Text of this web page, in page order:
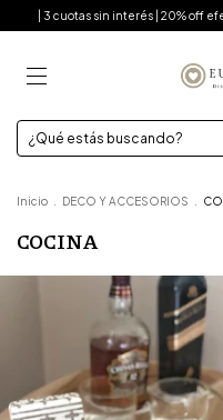
| 3 cuotas sin interés | 20% off
Inicio DECO Y ACCESORIOS
COCINA